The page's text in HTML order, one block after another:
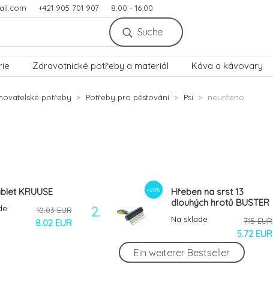
+421 905 701 907 8:00 - 16:00
Suche
Zdravotnické potřeby a materiál Káva a kávovary
potřeby Potřeby pro pěstování Psi neurčeno
KRUUSE
10.03 EUR
8.02 EUR
2.
-20%
Hřeben na srst 13
dlouhých hrotů BUSTER
Na sklade 7.15 EUR
5.72 EUR
-12%
FURminator hřeben
Ein weiterer Bestseller